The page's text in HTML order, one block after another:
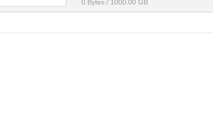
0 Bytes / 1000.00 GB